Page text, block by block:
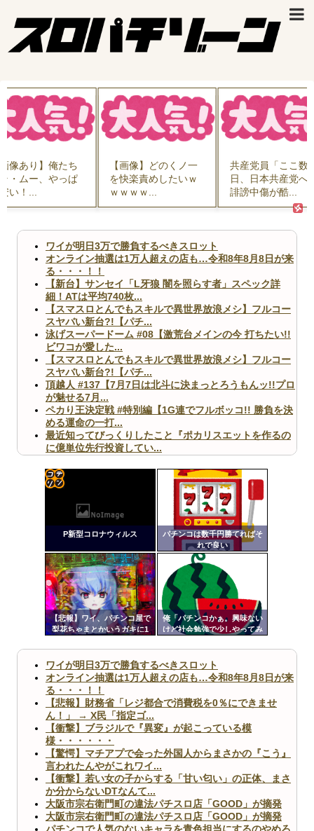
像あり】俺たち
・ムー、やっぱ
い！...
【画像】どのくノ一
を快楽責めしたいｗ
ｗｗｗｗ...
共産党員「ここ数
日、日本共産党へ
誹謗中傷が酷...
ワイが明日3万で勝負するべきスロット
オンライン抽選は1万人超えの店も…令和8年8月8日が来
る・・・！！
【新台】サンセイ「L牙狼 闇を照らす者」スペック詳
細！ATは平均740枚...
【スマスロとんでもスキルで異世界放浪メシ】フルコー
スヤバい新台?!【パチ...
泳げスーパードーム #08【激荒台メインの今 打ちたい!!
ビワコが愛した...
【スマスロとんでもスキルで異世界放浪メシ】フルコー
スヤバい新台?!【パチ...
頂越人 #137【7月7日は北斗に決まっとろうもんッ!!プロ
が魅せる7月...
ペカり王決定戦 #特別編【1G連でフルボッコ!! 勝負を決
める運命の一打...
最近知ってびっくりしたこと『ポカリスエットを作るの
に億単位先行投資してい...
ますｗ」←これどうす...
【閲覧注意】俺が近くにいると機械が壊れるんだけどさ
【画像】ペプシコーラ社、「こういうのでいいんだよ」
な新商品を発売
Powered by livedoor 相互RSS
P新型コロナウィルス
パチンコは数千円勝てればそ
れで良い
【悲報】ワイ、パチンコ屋で
梨花ちゃまとかいうガキに1
俺「パチンコかぁ。興味ない
けど社会勉強で少しやってみ
だった
定リ
ンク
自動
更新
ツー
ワイが明日3万で勝負するべきスロット
オンライン抽選は1万人超えの店も…令和8年8月8日が来
る・・・！！
【悲報】財務省「レジ都合で消費税を0％にできませ
ん！」 → X民「指定ゴ...
【衝撃】ブラジルで『異変』が起こっている模
様・・・・・・
【驚愕】マチアプで会った外国人からまさかの『こう』
言われたんやがこれワイ...
【衝撃】若い女の子からする「甘い匂い」の正体、まさ
か分からないDTなんて...
大阪市宗右衛門町の違法パチスロ店「GOOD」が摘発
大阪市宗右衛門町の違法パチスロ店「GOOD」が摘発